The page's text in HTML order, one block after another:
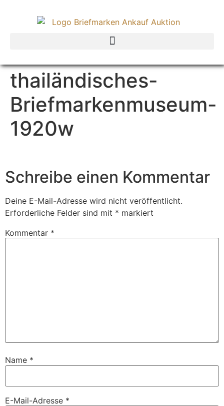
thailändisches-
Briefmarkenmuseum-
1920w
Schreibe einen Kommentar
Deine E-Mail-Adresse wird nicht veröffentlicht.
Erforderliche Felder sind mit * markiert
Kommentar *
Name *
E-Mail-Adresse *